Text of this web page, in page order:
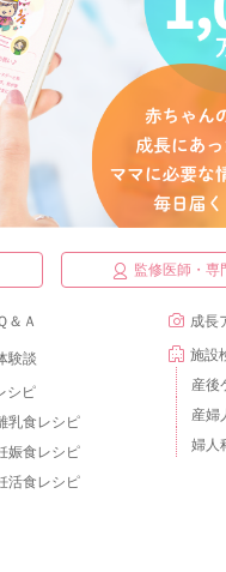
監修医師・専
＆Ａ
験談
シピ
乳食レシピ
娠食レシピ
活食レシピ
成長
施設
産後
産婦
婦人